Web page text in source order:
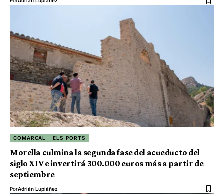
COMARCAL ELS PORTS
Morella culmina la segunda fase del acueducto del
siglo XIV e invertirá 300.000 euros más a partir de
septiembre
PorAdrián Lupiáñez